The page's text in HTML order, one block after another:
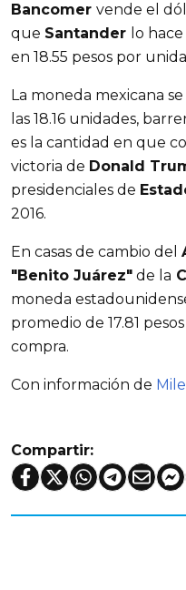
Bancomer vende el
que Santander lo
en 18.55 pesos por
La moneda mexicana
las 18.16 unidades,
es la cantidad en que
victoria de Donald
presidenciales de
2016.
En casas de cambio del
"Benito Juárez" de la
moneda
promedio de 17.81
compra.
Con información de
Compartir: